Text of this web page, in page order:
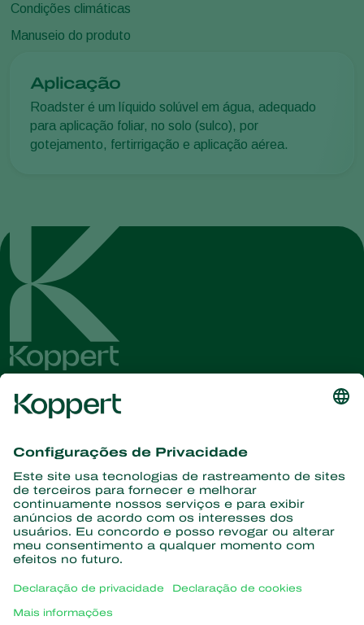
Condições climáticas
Manuseio do produto
Aplicação
Roadster é um líquido solúvel em água, adequado
para aplicação foliar, no solo (sulco), por
gotejamento, fertirrigação e aplicação aérea.
informações
Assine aqui
Parceiros com a natureza
Vespas Parasitoides
Sobre a Koppert